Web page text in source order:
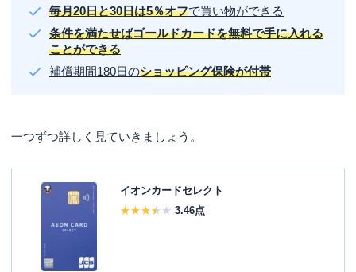
毎月20日と30日は5％オフで買い物ができる
条件を満たせばゴールドカードを無料で手に入れる
ことができる
補償期間180日のショッピング保険が付帯
一つずつ詳しく見ていきましょう。
イオンカードセレクト
3.46点